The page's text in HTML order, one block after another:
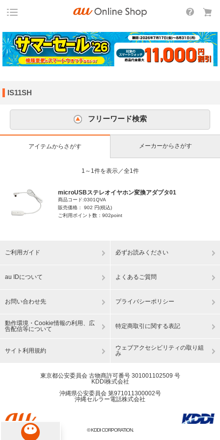
IS11SH
フリーワード検索
アイテムからさがす メーカーからさがす
1～1件を表示／全1件
microUSBステレオイヤホン変換アダプタ01
商品コード:0301QVA
販売価格： 902 円(税込)
ご利用ポイント数：902point
ご利用ガイド 必ずお読みください
au IDについて よくあるご質問
お問い合わせ先 プライバシーポリシー
動作環境・Cookie情報の利用、広
告配信等について
特定商取引に関する表記
サイト利用規約
ウェブアクセシビリティの取り組
み
東京都公安委員会 古物商許可番号 301001102509 号
KDDI株式会社
沖縄県公安委員会 第971011300002号
沖縄セルラー電話株式会社
© KDDI CORPORATION.